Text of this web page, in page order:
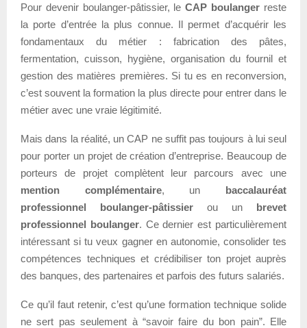
Pour devenir boulanger-pâtissier, leCAP boulanger reste
la porte d’entrée la plus connue. Il permet d’acquérir les
fondamentaux du métier : fabrication des pâtes,
fermentation, cuisson, hygiène, organisation du fournil et
gestion des matières premières. Si tu es en reconversion,
c’est souvent la formation la plus directe pour entrer dans le
métier avec une vraie légitimité.
Mais dans la réalité, un CAP ne suffit pas toujours à lui seul
pour porter un projet de création d’entreprise. Beaucoup de
porteurs de projet complètent leur parcours avec une
mention complémentaire, un baccalauréat
professionnel boulanger-pâtissier ou un brevet
professionnel boulanger. Ce dernier est particulièrement
intéressant si tu veux gagner en autonomie, consolider tes
compétences techniques et crédibiliser ton projet auprès
des banques, des partenaires et parfois des futurs salariés.
Ce qu’il faut retenir, c’est qu’une formation technique solide
ne sert pas seulement à “savoir faire du bon pain”. Elle